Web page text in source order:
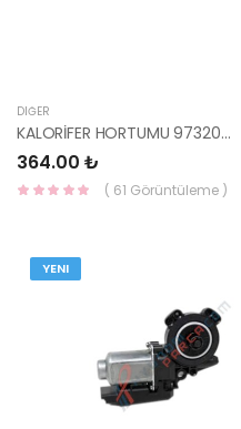
DIĞER
KALORİFER HORTUMU 97320-1E000 KORE
364.00 ₺
( 61 Görüntüleme )
YENI